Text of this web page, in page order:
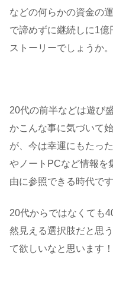
などの何らかの資金の
で諦めずに継続しに1
ストーリーでしょうか。
20代の前半などは遊び
かこんな事に気づいて
が、今は幸運にもたっ
やノートPCなど情報を
由に参照できる時代です
20代からではなくても
然見える選択肢だと思
て欲しいなと思います！